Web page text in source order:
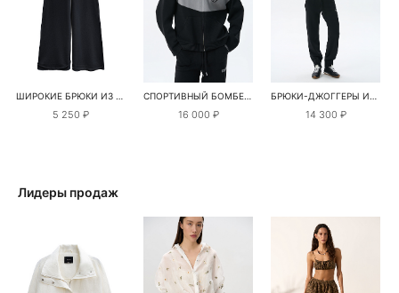
ШИРОКИЕ БРЮКИ ИЗ ХЛОПКА НА КУЛИСКЕ
5 250 ₽
СПОРТИВНЫЙ БОМБЕР ИЗ ВИСКОЗЫ
16 000 ₽
БРЮКИ-ДЖОГГЕРЫ ИЗ ВИСКОЗЫ
14 300 ₽
Лидеры продаж